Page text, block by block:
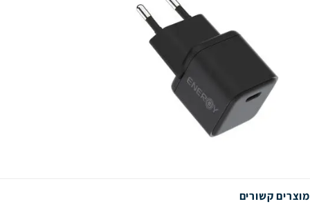
מוצרים קשורים